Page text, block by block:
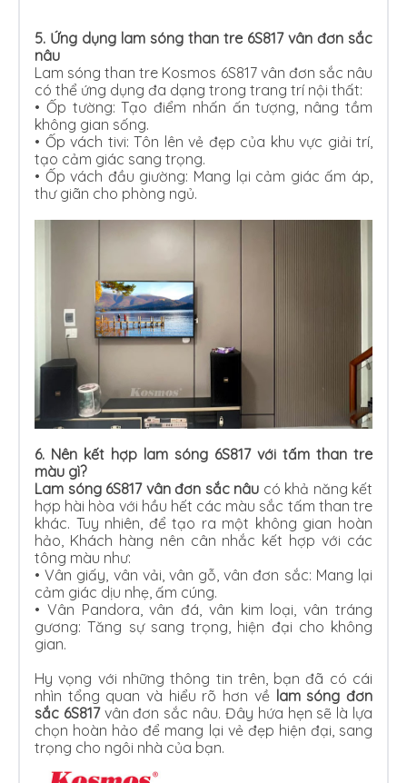
5. Ứng dụng lam sóng than tre 6S817 vân đơn sắc
nâu
Lam sóng than tre Kosmos 6S817 vân đơn sắc nâu
có thể ứng dụng đa dạng trong trang trí nội thất:
• Ốp tường: Tạo điểm nhấn ấn tượng, nâng tầm
không gian sống.
• Ốp vách tivi: Tôn lên vẻ đẹp của khu vực giải trí,
tạo cảm giác sang trọng.
• Ốp vách đầu giường: Mang lại cảm giác ấm áp,
thư giãn cho phòng ngủ.
6. Nên kết hợp lam sóng 6S817 với tấm than tre
màu gì?
Lam sóng 6S817 vân đơn sắc nâu có khả năng kết
hợp hài hòa với hầu hết các màu sắc tấm than tre
khác. Tuy nhiên, để tạo ra một không gian hoàn
hảo, Khách hàng nên cân nhắc kết hợp với các
tông màu như:
• Vân giấy, vân vải, vân gỗ, vân đơn sắc: Mang lại
cảm giác dịu nhẹ, ấm cúng.
• Vân Pandora, vân đá, vân kim loại, vân tráng
gương: Tăng sự sang trọng, hiện đại cho không
gian.
Hy vọng với những thông tin trên, bạn đã có cái
nhìn tổng quan và hiểu rõ hơn về lam sóng đơn
sắc 6S817vân đơn sắc nâu. Đây hứa hẹn sẽ là lựa
chọn hoàn hảo để mang lại vẻ đẹp hiện đại, sang
trọng cho ngôi nhà của bạn.